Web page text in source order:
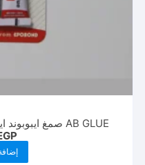
AB GLUE صمغ ايبوبوند ايه بي انبوبين EPOBOND-A-B